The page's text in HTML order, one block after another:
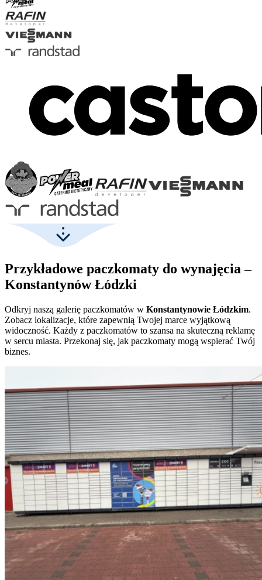
Przykładowe paczkomaty do wynajęcia –
Konstantynów Łódzki
Odkryj naszą galerię paczkomatów w Konstantynowie Łódzkim.
Zobacz lokalizacje, które zapewnią Twojej marce wyjątkową
widoczność. Każdy z paczkomatów to szansa na skuteczną reklamę
w sercu miasta. Przekonaj się, jak paczkomaty mogą wspierać Twój
biznes.